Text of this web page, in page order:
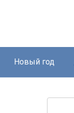
Новый год